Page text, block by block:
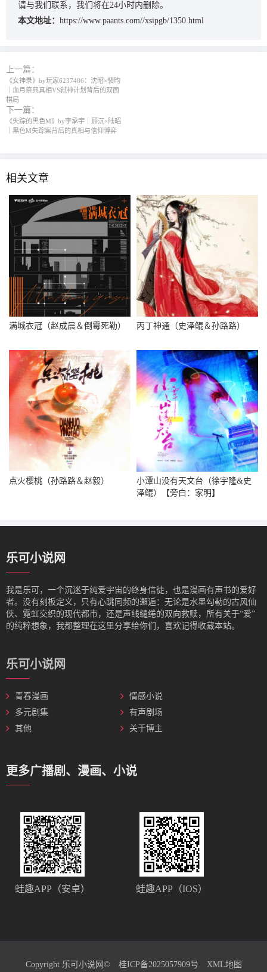
请与我们联系，我们将在24小时内删除。
本文地址： https://www.paants.com//xsipgb/1350.html
上一篇：
《女神录》by玩家6237486：沈昭×裴昀
｜血月祭典真相VS弑神计划背后的双面
棋局
下一篇：
《失踪的黑色M》by李承宇｜顾沉×陆昭
｜黑色M失踪案背后的真相与信仰博弈
相关文章
满城衣冠（赵成晨＆倒霉死勒） 丙丁神通（史泽鲲＆孙路路）
点火樱桃（孙路路＆赵毅）
小潭山没有天文台（徐宇隆&史
泽鲲）【旁白：家明】
乐可小说网
我是‌乐可，一个沉迷于纯爱宇宙的终身信徒，也是漫画有声书的爱好
者。没有刻板定义，只有心跳同频的邂逅：无论是水墨勾勒的古风仙
侠、霓虹交织的现代都市，还是声线缱绻的双向救赎，所有关于“爱”
的纯粹想象，我都整理在这里分享给你们，喜欢记得收藏本站。
乐可小说网
青春漫画
情感小说
多元剧集
有声剧场
其他
关于博主
更多广播剧、漫画、小说
蛙趣APP（安卓） 蛙趣APP（IOS）
Copyright 乐可小说网© 桂ICP备2025057909号 XML地图